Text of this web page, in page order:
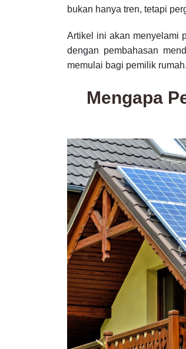
bukan hanya tren, tetapi
Artikel ini akan menyelami
dengan pembahasan
memulai bagi pemilik rumah.
Mengapa